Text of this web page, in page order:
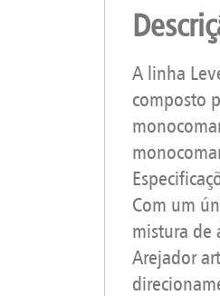
A linha
composto
Com um
mistura de
Arejador